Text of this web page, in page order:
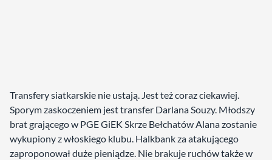
Transfery siatkarskie nie ustają. Jest też coraz ciekawiej.
Sporym zaskoczeniem jest transfer Darlana Souzy. Młodszy
brat grającego w PGE GiEK Skrze Bełchatów Alana zostanie
wykupiony z włoskiego klubu. Halkbank za atakującego
zaproponował duże pieniądze. Nie brakuje ruchów także w